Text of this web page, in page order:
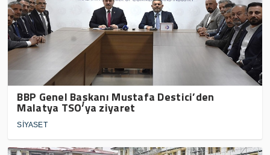
BBP Genel Başkanı Mustafa Destici’den
Malatya TSO’ya ziyaret
SİYASET